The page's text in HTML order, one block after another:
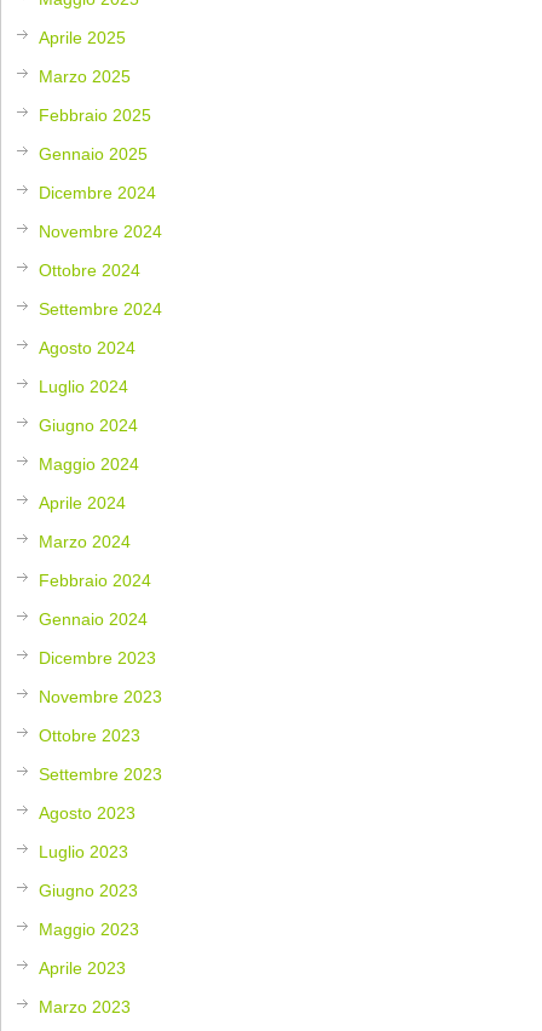
Aprile 2025
Marzo 2025
Febbraio 2025
Gennaio 2025
Dicembre 2024
Novembre 2024
Ottobre 2024
Settembre 2024
Agosto 2024
Luglio 2024
Giugno 2024
Maggio 2024
Aprile 2024
Marzo 2024
Febbraio 2024
Gennaio 2024
Dicembre 2023
Novembre 2023
Ottobre 2023
Settembre 2023
Agosto 2023
Luglio 2023
Giugno 2023
Maggio 2023
Aprile 2023
Marzo 2023